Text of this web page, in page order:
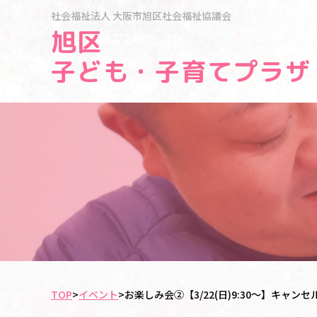
社会福祉法人 大阪市旭区社会福祉協議会
旭区
子ども・子育てプラザ
TOP>イベント>お楽しみ会②【3/22(日)9:30～】キャンセ